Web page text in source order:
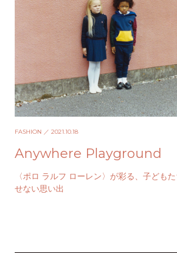
FASHION ／ 2021.10.18
Anywhere Playground
〈ポロ ラルフ ローレン〉が彩る、子ども
せない思い出